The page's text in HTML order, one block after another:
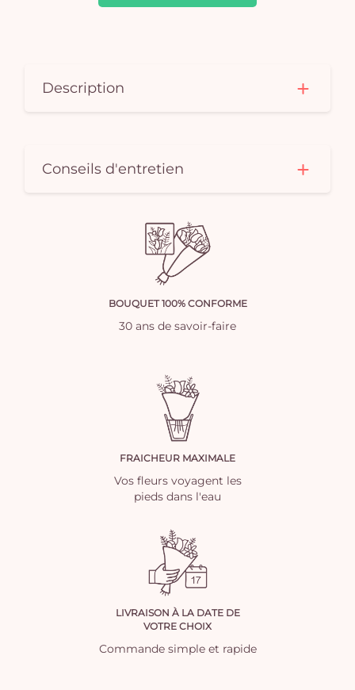
Description
Conseils d'entretien
BOUQUET 100% CONFORME
30 ans de savoir-faire
FRAICHEUR MAXIMALE
Vos fleurs voyagent les
pieds dans l'eau
LIVRAISON À LA DATE DE
VOTRE CHOIX
Commande simple et rapide